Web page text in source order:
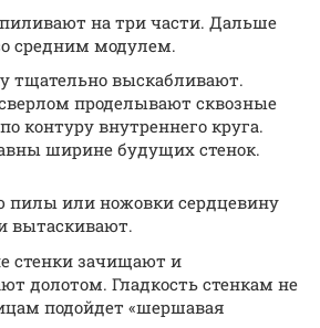
на три части. Дальше
средним модулем.
тщательно выскабливают.
проделывают сквозные
контуру внутреннего круга.
ширине будущих стенок.
или ножовки сердцевину
вытаскивают.
стенки зачищают и
долотом. Гладкость стенкам не
подойдет «шершавая